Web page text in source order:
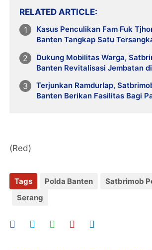
RELATED ARTICLE
Kasus Penculikan Fam Fuk
Banten Tangkap Satu
Dukung Mobilitas Warga,
Banten Revitalisasi Jembatan
Terjunkan Ramdurlap,
Banten Berikan Fasilitas Bagi
(Red)
Tags Polda Banten
Satbrimob
Serang